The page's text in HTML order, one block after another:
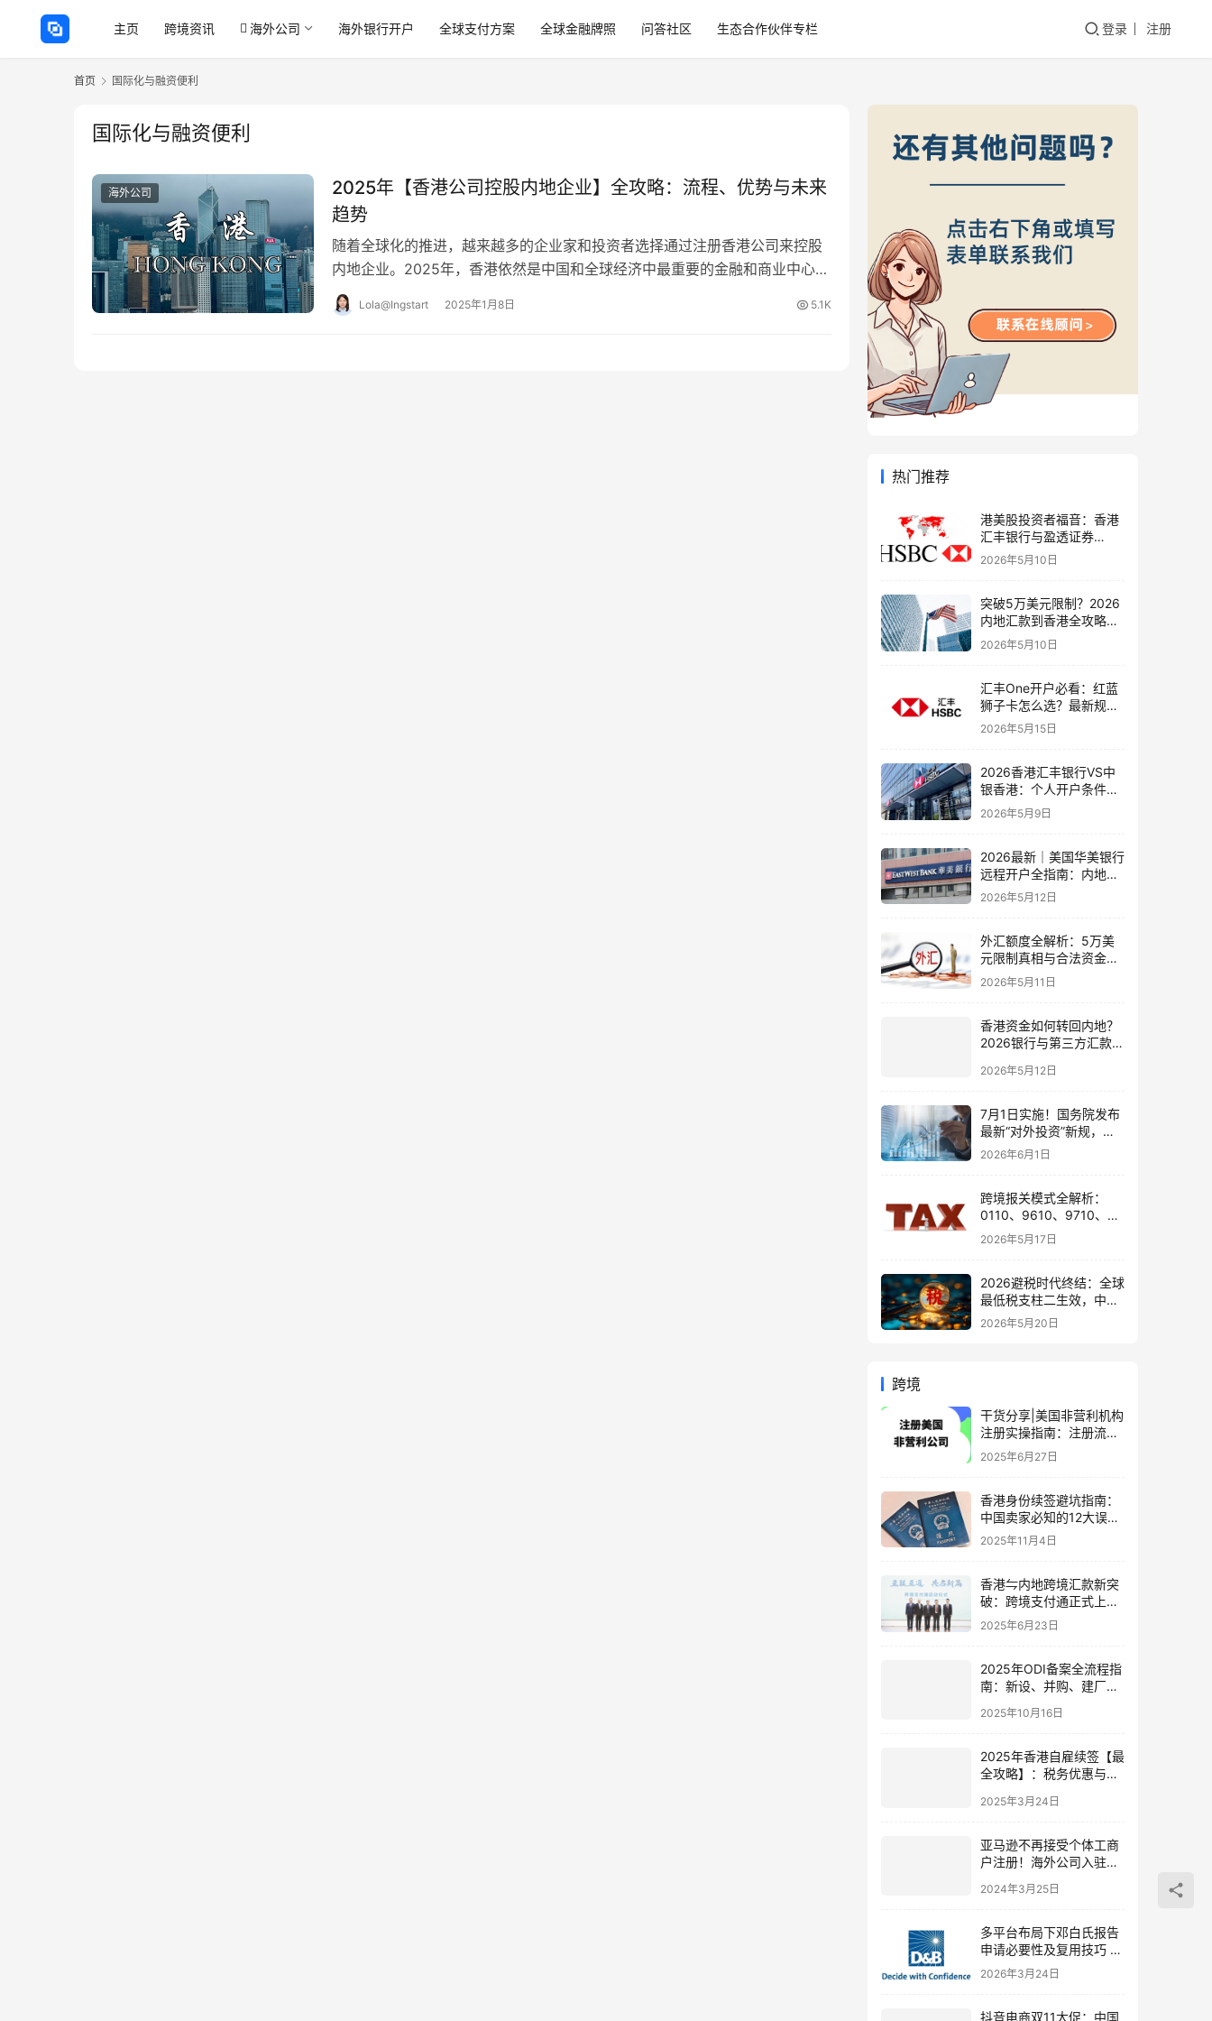
主页 跨境资讯 海外公司 海外银行开户 全球支付方案 全球金融牌照 问答社区 生态合作伙伴专栏 登录 注册
首页 国际化与融资便利
国际化与融资便利
海外公司
2025年【香港公司控股内地企业】全攻略：流程、优势与未来
趋势
随着全球化的推进，越来越多的企业家和投资者选择通过注册香港公司来控股
内地企业。2025年，香港依然是中国和全球经济中最重要的金融和商业中心之
一。香港公司控股内地企业，能享受税务优势…
Lola@Ingstart 2025年1月8日 5.1K
热门推荐
港美股投资者福音：香港
汇丰银行与盈透证券
（IBKR）绑定入金全流
2026年5月10日
突破5万美元限制？2026
内地汇款到香港全攻略：
4种合法路径、手续费对
比与避坑指南
2026年5月10日
汇丰One开户必看：红蓝
狮子卡怎么选？最新规则
+补办攻略+5个避坑指南
2026年5月15日
2026香港汇丰银行VS中
银香港：个人开户条件、
费用、下户速度全方位对
比指南
2026年5月9日
2026最新｜美国华美银行
远程开户全指南：内地居
民足不出户办理美股与跨
2026年5月12日
外汇额度全解析：5万美
元限制真相与合法资金出
境通道
2026年5月11日
香港资金如何转回内地？
2026银行与第三方汇款全
2026年5月12日
7月1日实施！国务院发布
最新“对外投资”新规，炒
股、出海、海外资产配置
2026年6月1日
跨境报关模式全解析：
0110、9610、9710、
9810、1039、1210 的区
别与最佳应用场景
2026年5月17日
2026避税时代终结：全球
最低税支柱二生效，中国
企业家海外公司合规3大
2026年5月20日
跨境
干货分享|美国非营利机构
注册实操指南：注册流
程、EIN、IRS免税申请一
步到位
2025年6月27日
香港身份续签避坑指南：
中国卖家必知的12大误区
与实操策略
2025年11月4日
香港⇋内地跨境汇款新突
破：跨境支付通正式上
线，免费秒到账时代来
2025年6月23日
2025年ODI备案全流程指
南：新设、并购、建厂、
2025年10月16日
2025年香港自雇续签【最
全攻略】：税务优惠与合
2025年3月24日
亚马逊不再接受个体工商
户注册！海外公司入驻明
2024年3月25日
多平台布局下邓白氏报告
申请必要性及复用技巧 |
亚马逊TikTok Shop
2026年3月24日
抖音电商双11大促：中国